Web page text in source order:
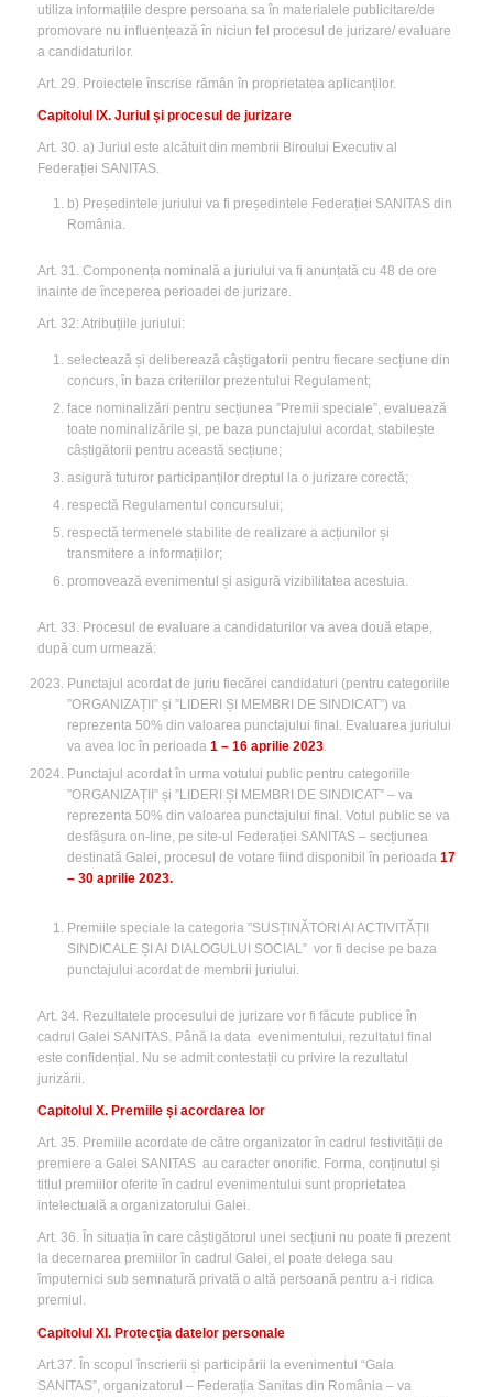
utiliza informațiile despre persoana sa în materialele publicitare/de
promovare nu influențează în niciun fel procesul de jurizare/ evaluare
a candidaturilor.
Art. 29. Proiectele înscrise rămân în proprietatea aplicanților.
Capitolul IX. Juriul și procesul de jurizare
Art. 30. a) Juriul este alcătuit din membrii Biroului Executiv al
Federației SANITAS.
b) Președintele juriului va fi președintele Federației SANITAS din
România.
Art. 31. Componența nominală a juriului va fi anunțată cu 48 de ore
inainte de începerea perioadei de jurizare.
Art. 32: Atribuțiile juriului:
selectează și deliberează câștigatorii pentru fiecare secțiune din
concurs, în baza criteriilor prezentului Regulament;
face nominalizări pentru secțiunea ”Premii speciale”, evaluează
toate nominalizările și, pe baza punctajului acordat, stabilește
câștigătorii pentru această secțiune;
asigură tuturor participanților dreptul la o jurizare corectă;
respectă Regulamentul concursului;
respectă termenele stabilite de realizare a acțiunilor și
transmitere a informațiilor;
promovează evenimentul și asigură vizibilitatea acestuia.
Art. 33. Procesul de evaluare a candidaturilor va avea două etape,
după cum urmează:
Punctajul acordat de juriu fiecărei candidaturi (pentru categoriile
”ORGANIZAȚII” și ”LIDERI ȘI MEMBRI DE SINDICAT”) va
reprezenta 50% din valoarea punctajului final. Evaluarea juriului
va avea loc în perioada 1 – 16 aprilie 2023.
Punctajul acordat în urma votului public pentru categoriile
”ORGANIZAȚII” și ”LIDERI ȘI MEMBRI DE SINDICAT” – va
reprezenta 50% din valoarea punctajului final. Votul public se va
desfășura on-line, pe site-ul Federației SANITAS – secțiunea
destinată Galei, procesul de votare fiind disponibil în perioada 17
– 30 aprilie 2023.
Premiile speciale la categoria ”SUSȚINĂTORI AI ACTIVITĂȚII
SINDICALE ȘI AI DIALOGULUI SOCIAL” vor fi decise pe baza
punctajului acordat de membrii juriului.
Art. 34. Rezultatele procesului de jurizare vor fi făcute publice în
cadrul Galei SANITAS. Până la data evenimentului, rezultatul final
este confidențial. Nu se admit contestații cu privire la rezultatul
jurizării.
Capitolul X. Premiile și acordarea lor
Art. 35. Premiile acordate de către organizator în cadrul festivității de
premiere a Galei SANITAS au caracter onorific. Forma, conținutul și
titlul premiilor oferite în cadrul evenimentului sunt proprietatea
intelectuală a organizatorului Galei.
Art. 36. În situația în care câștigătorul unei secțiuni nu poate fi prezent
la decernarea premiilor în cadrul Galei, el poate delega sau
împuternici sub semnatură privată o altă persoană pentru a-i ridica
premiul.
Capitolul XI. Protecția datelor personale
Art.37. În scopul înscrierii și participării la evenimentul “Gala
SANITAS”, organizatorul – Federația Sanitas din România – va